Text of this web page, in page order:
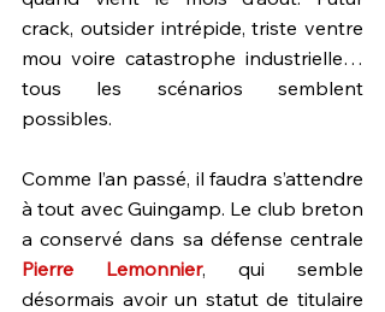
crack, outsider intrépide, triste ventre
mou voire catastrophe industrielle…
tous les scénarios semblent
possibles.
Comme l’an passé, il faudra s’attendre
à tout avec Guingamp. Le club breton
Pierre Lemonnier, qui semble
désormais avoir un statut de titulaire